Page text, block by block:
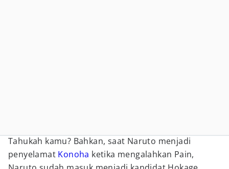
Tahukah kamu? Bahkan, saat Naruto menjadi
penyelamat Konoha ketika mengalahkan Pain,